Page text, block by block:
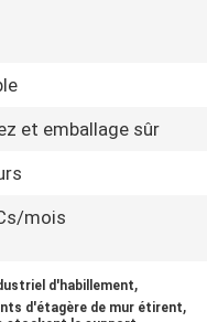
et emballage sûr
mois
d'habillement,
d'étagère de mur étirent,